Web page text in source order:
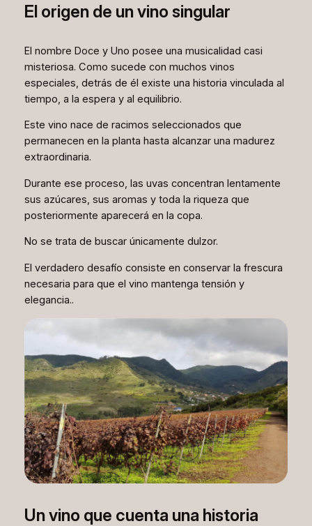
El origen de un vino singular
El nombre Doce y Uno posee una musicalidad casi
misteriosa. Como sucede con muchos vinos
especiales, detrás de él existe una historia vinculada al
tiempo, a la espera y al equilibrio.
Este vino nace de racimos seleccionados que
permanecen en la planta hasta alcanzar una madurez
extraordinaria.
Durante ese proceso, las uvas concentran lentamente
sus azúcares, sus aromas y toda la riqueza que
posteriormente aparecerá en la copa.
No se trata de buscar únicamente dulzor.
El verdadero desafío consiste en conservar la frescura
necesaria para que el vino mantenga tensión y
elegancia..
Un vino que cuenta una historia